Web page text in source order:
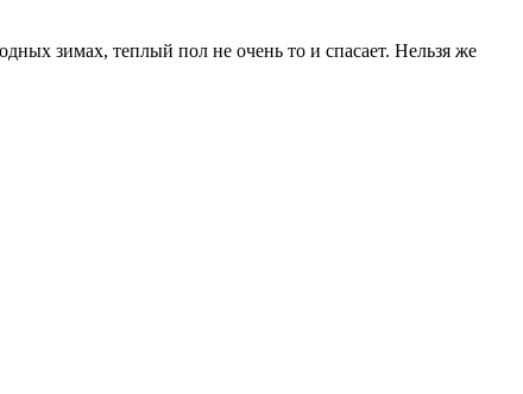
зимах, теплый пол не очень то и спасает. Нельзя же